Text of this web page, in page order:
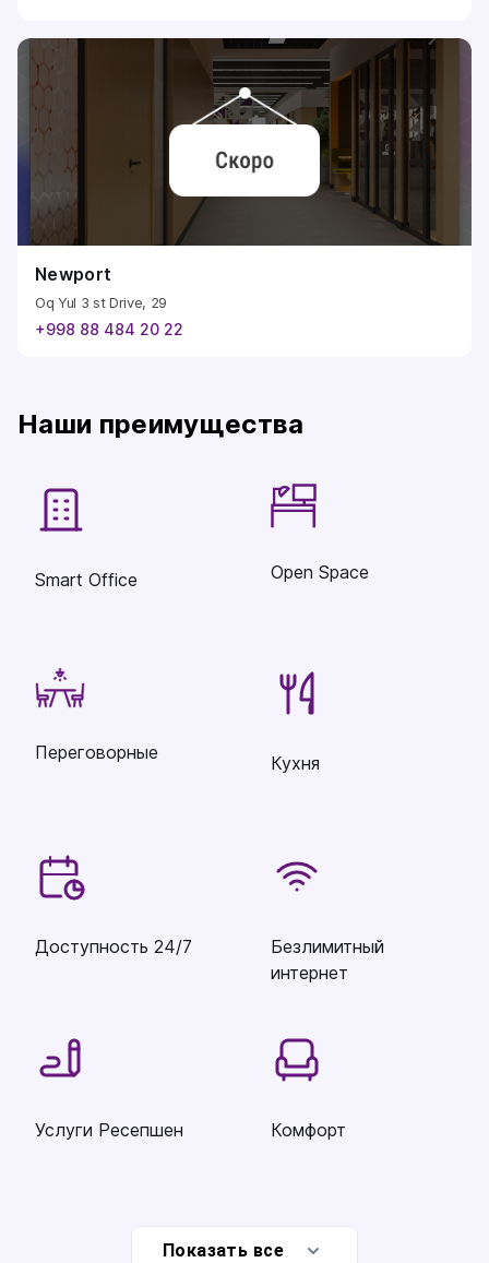
Newport
Oq Yul 3 st Drive, 29
+998 88 484 20 22
Наши преимущества
Smart Office Open Space
Переговорные Кухня
Доступность 24/7
Безлимитный
интернет
Услуги Ресепшен Комфорт
Показать все